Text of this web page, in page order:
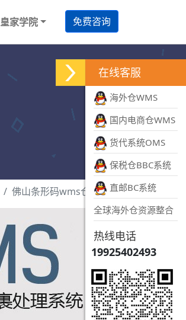
皇家学院 免费咨询
佛山条形码wms仓储管理
在线客服
海外仓WMS
国内电商仓WMS
货代系统OMS
保税仓BBC系统
直邮BC系统
全球海外仓资源整合
热线电话
19925402493